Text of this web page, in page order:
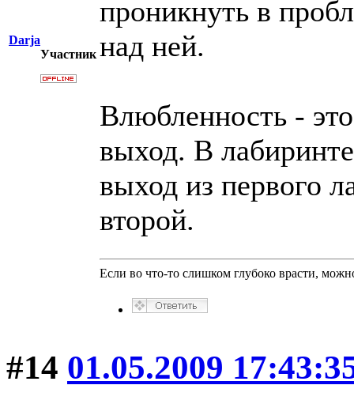
Darja
Участник
проникнуть в
над ней.
Влюбленность -
выход. В
выход из первого
второй.
Если во что-то слишком глубоко врасти,
#14 01.05.2009